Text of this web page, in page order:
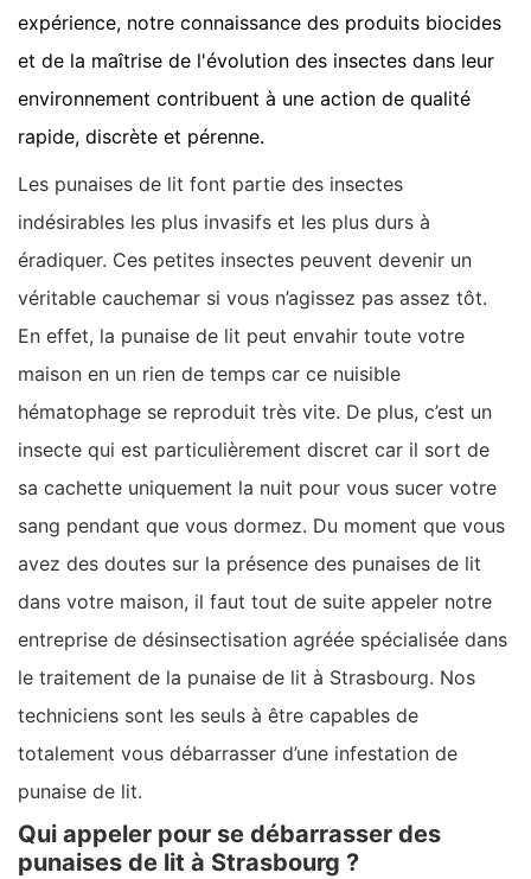
expérience, notre connaissance des produits biocides
et de la maîtrise de l'évolution des insectes dans leur
environnement contribuent à une action de qualité
rapide, discrète et pérenne.
Les punaises de lit font partie des insectes
indésirables les plus invasifs et les plus durs à
éradiquer. Ces petites insectes peuvent devenir un
véritable cauchemar si vous n’agissez pas assez tôt.
En effet, la punaise de lit peut envahir toute votre
maison en un rien de temps car ce nuisible
hématophage se reproduit très vite. De plus, c’est un
insecte qui est particulièrement discret car il sort de
sa cachette uniquement la nuit pour vous sucer votre
sang pendant que vous dormez. Du moment que vous
avez des doutes sur la présence des punaises de lit
dans votre maison, il faut tout de suite appeler notre
entreprise de désinsectisation agréée spécialisée dans
le traitement de la punaise de lit à Strasbourg. Nos
techniciens sont les seuls à être capables de
totalement vous débarrasser d’une infestation de
punaise de lit.
Qui appeler pour se débarrasser des
punaises de lit à Strasbourg ?